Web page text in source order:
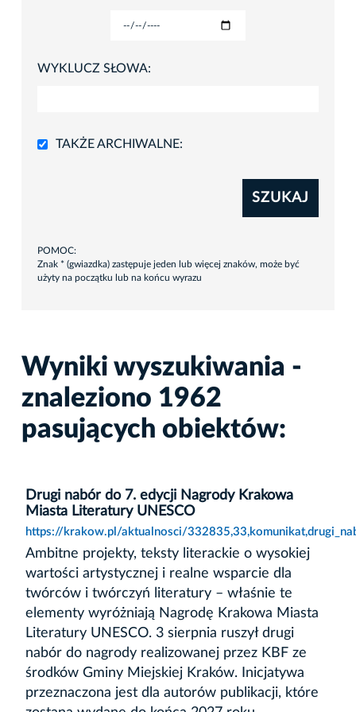
WYKLUCZ SŁOWA:
TAKŻE ARCHIWALNE:
SZUKAJ
POMOC:
Znak * (gwiazdka) zastępuje jeden lub więcej znaków, może być
użyty na początku lub na końcu wyrazu
Wyniki wyszukiwania -
znaleziono 1962
pasujących obiektów:
Drugi nabór do 7. edycji Nagrody Krakowa
Miasta Literatury UNESCO
https://krakow.pl/aktualnosci/
Ambitne projekty, teksty literackie o wysokiej
wartości artystycznej i realne wsparcie dla
twórców i twórczyń literatury – właśnie te
elementy wyróżniają Nagrodę Krakowa Miasta
Literatury UNESCO. 3 sierpnia ruszył drugi
nabór do nagrody realizowanej przez KBF ze
środków Gminy Miejskiej Kraków. Inicjatywa
przeznaczona jest dla autorów publikacji, które